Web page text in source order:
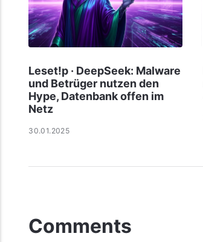
Leset!p · DeepSeek: Malware
und Betrüger nutzen den
Hype, Datenbank offen im
Netz
30.01.2025
Comments